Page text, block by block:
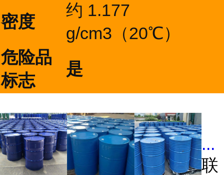
密度
约 1.177
g/cm3（20℃）
危险品
标志
是
...
联